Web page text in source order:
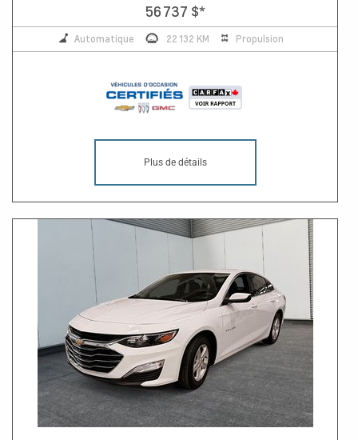
56 737 $*
Automatique 22 132 KM Propulsion
Plus de détails